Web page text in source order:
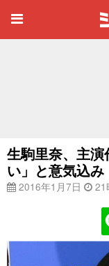
生駒里奈、主
い」と意気込み
2016年1月7日 21